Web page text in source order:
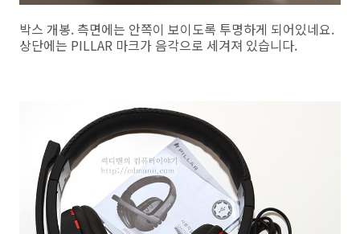
박스 개봉. 측면에는 안쪽이 보이도록 투명하게 되어있네요.
상단에는 PILLAR 마크가 음각으로 세겨져 있습니다.